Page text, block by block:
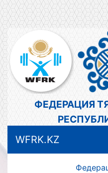
ФЕДЕРАЦИЯ
WFRK.KZ
Федерация